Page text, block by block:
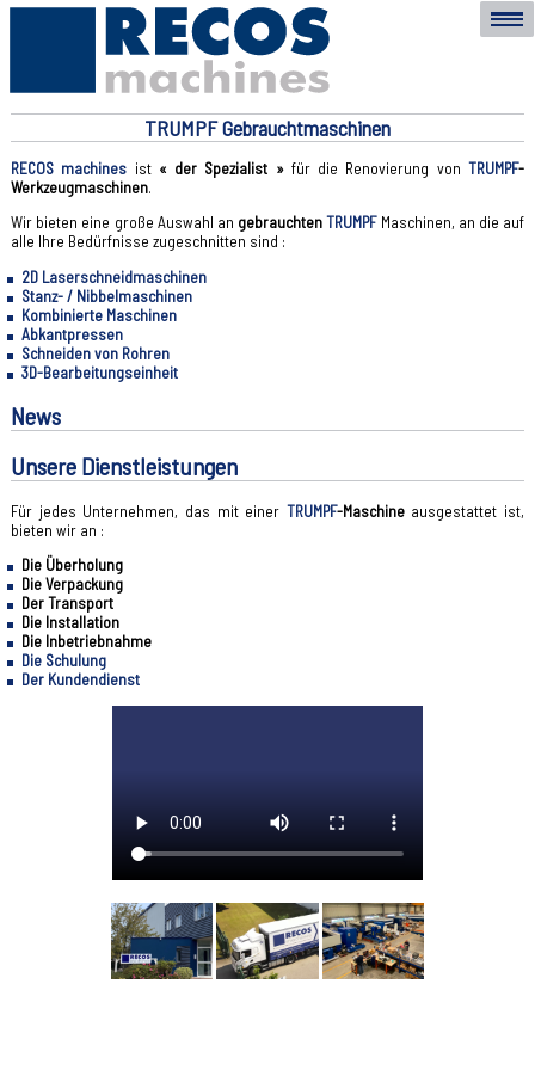
TRUMPF Gebrauchtmaschinen
RECOS machines ist « der Spezialist »für die Renovierung vonTRUMPF-
Werkzeugmaschinen.
Wir bieten eine große Auswahl an gebrauchten TRUMPFMaschinen, an die auf
alle Ihre Bedürfnisse zugeschnitten sind :
2D Laserschneidmaschinen
Stanz- / Nibbelmaschinen
Kombinierte Maschinen
Abkantpressen
Schneiden von Rohren
3D-Bearbeitungseinheit
News
Unsere Dienstleistungen
Für jedes Unternehmen, das mit einer TRUMPF-Maschineausgestattet ist,
bieten wir an :
Die Überholung
Die Verpackung
Der Transport
Die Installation
Die Inbetriebnahme
Die Schulung
Der Kundendienst